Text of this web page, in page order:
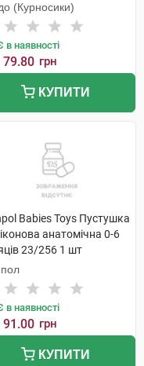
(Курносики)
в наявності
79.80 грн
КУПИТИ
Babies Toys Пустушка
анатомічна 0-6
23/256 1 шт
в наявності
91.00 грн
КУПИТИ